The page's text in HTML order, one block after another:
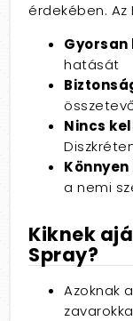
érdekében. Az
Gyorsan
hatását
Nincs
a nemi
Kiknek
Spray?
Azoknak